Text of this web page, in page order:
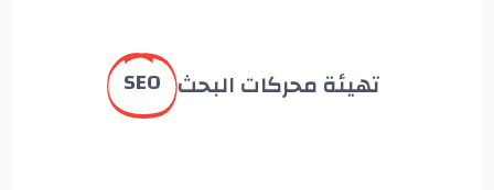
تهيئة محركات البحث SEO